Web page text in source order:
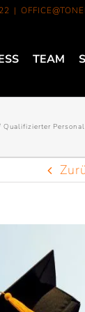
|
TEAM
Qualifizierter